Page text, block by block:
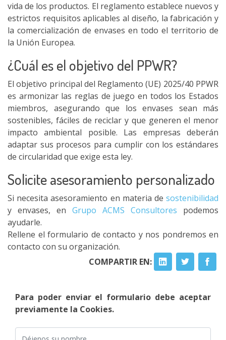
vida de los productos. El reglamento establece nuevos y
estrictos requisitos aplicables al diseño, la fabricación y
la comercialización de envases en todo el territorio de
la Unión Europea.
¿Cuál es el objetivo del PPWR?
El objetivo principal del Reglamento (UE) 2025/40 PPWR
es armonizar las reglas de juego en todos los Estados
miembros, asegurando que los envases sean más
sostenibles, fáciles de reciclar y que generen el menor
impacto ambiental posible. Las empresas deberán
adaptar sus procesos para cumplir con los estándares
de circularidad que exige esta ley.
Solicite asesoramiento personalizado
Si necesita asesoramiento en materia de sostenibilidad
y envases, en Grupo ACMS Consultores podemos
ayudarle.
Rellene el formulario de contacto y nos pondremos en
contacto con su organización.
COMPARTIR EN:
Para poder enviar el formulario debe aceptar
previamente la Cookies.